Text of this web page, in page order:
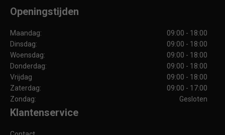
Openingstijden
Maandag:
09:00 - 18:00
Dinsdag:
09:00 - 18:00
Woensdag:
09:00 - 18:00
Donderdag:
09:00 - 18:00
Vrijdag
09:00 - 18:00
Zaterdag:
09:00 - 17:00
Zondag:
Gesloten
Klantenservice